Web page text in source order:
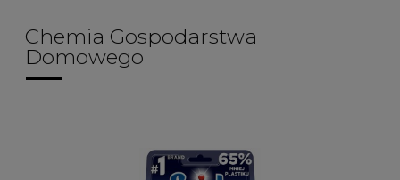
Chemia Gospodarstwa
Domowego